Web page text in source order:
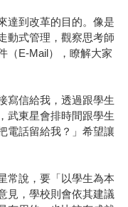
達到改革的目的。像是
動式管理，觀察思考師
（E-Mail），瞭解大家
寫信給我，透過跟學生
武東星會排時間跟學生
電話留給我？」希望讓
常說，要「以學生為本
見，學校則會依其建議